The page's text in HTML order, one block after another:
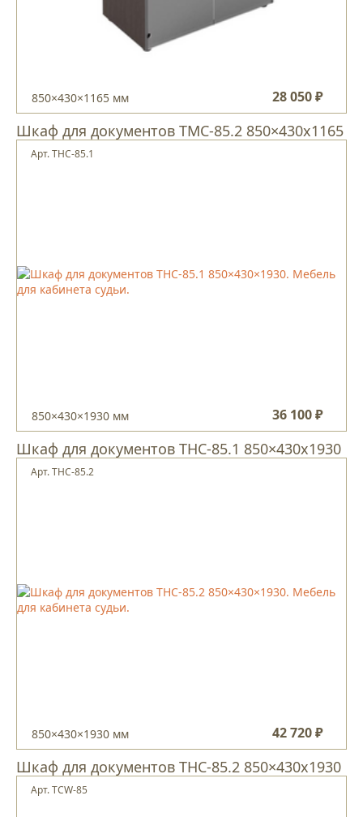
850×430×1165 мм 28 050 ₽
Шкаф для документов ТМС-85.2 850×430х1165
850×430×1930 мм 36 100 ₽
Арт. ТНС-85.1
Шкаф для документов ТНС-85.1 850×430х1930
850×430×1930 мм 42 720 ₽
Арт. ТНС-85.2
Шкаф для документов ТНС-85.2 850×430х1930
Арт. TCW-85